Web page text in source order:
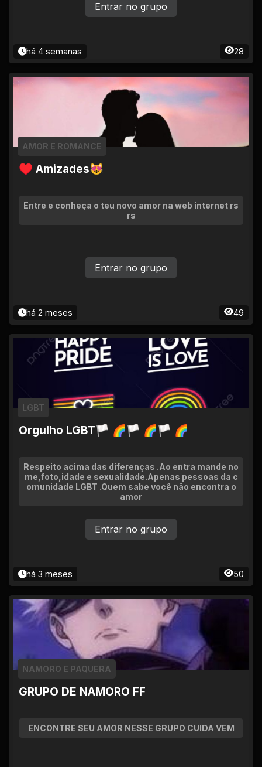
há 4 semanas 28
Entrar no grupo
♥ Amizades😻
AMOR E ROMANCE
Entre e conheça o teu novo amor na web internet rs
rs
há 2 meses 49
Entrar no grupo
Orgulho LGBT🏳 🌈🏳 🌈🏳 🌈
LGBT
Respeito acima das diferenças .Ao entra mande no
me,foto,idade e sexualidade.Apenas pessoas da c
omunidade LGBT .Quem sabe você não encontra o
amor
há 3 meses 50
Entrar no grupo
GRUPO DE NAMORO FF
NAMORO E PAQUERA
ENCONTRE SEU AMOR NESSE GRUPO CUIDA VEM